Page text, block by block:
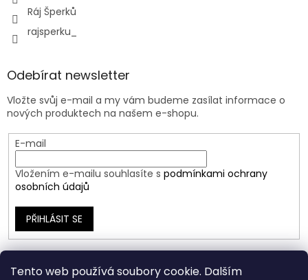
Tento web používá soubory cookie. Dalším
Ráj Šperků
rajsperku_
Odebírat newsletter
Vložte svůj e-mail a my vám budeme zasílat informace o
nových produktech na našem e-shopu.
E-mail
Vložením e-mailu souhlasíte s podmínkami ochrany
osobních údajů
PŘIHLÁSIT SE